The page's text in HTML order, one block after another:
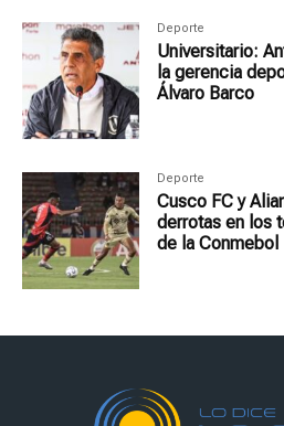
Deporte
Universitario:
la gerencia
Álvaro Barco
Deporte
Cusco FC y
derrotas en los
de la Conmebol